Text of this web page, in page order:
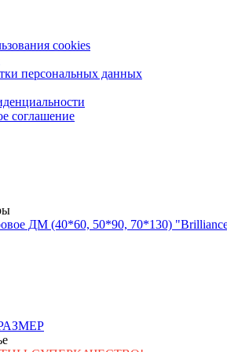
cookies
персональных данных
соглашение
ДМ (40*60, 50*90, 70*130)